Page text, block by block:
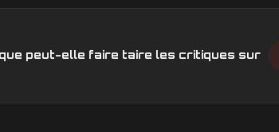
peut-elle faire taire les critiques sur